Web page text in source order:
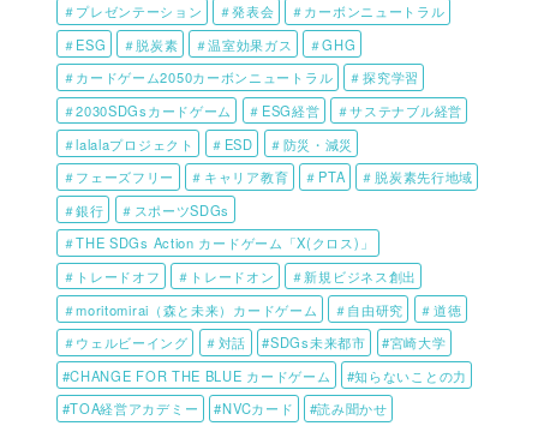
＃プレゼンテーション
＃発表会
＃カーボンニュートラル
＃ESG
＃脱炭素 ＃温室効果ガス
＃GHG
＃カードゲーム2050カーボンニュートラル
＃探究学習
＃2030SDGsカードゲーム
＃ESG経営
＃サステナブル経営
＃lalalaプロジェクト
＃ESD
＃防災・減災
＃フェーズフリー
＃キャリア教育 ＃PTA
＃脱炭素先行地域
＃銀行
＃スポーツSDGs
＃THE SDGs Action カードゲーム「X(クロス)」
＃トレードオフ
＃トレードオン
＃新規ビジネス創出
＃moritomirai（森と未来）カードゲーム
＃自由研究
＃道徳
＃ウェルビーイング
＃対話 #SDGs未来都市
#宮崎大学
#CHANGE FOR THE BLUE カードゲーム
#知らないことの力
#TOA経営アカデミー
#NVCカード #読み聞かせ